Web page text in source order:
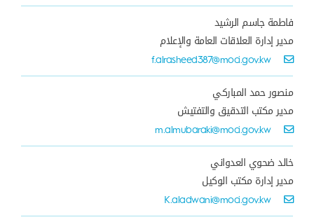
فاطمة جاسم الرشيد
مدير إدارة العلاقات العامة والإعلام
f.alrasheed387@moci.gov.kw
منصور حمد المباركي
مدير مكتب التدقيق والتفتيش
m.almubaraki@moci.gov.kw
خالد ضحوي العدواني
مدير إدارة مكتب الوكيل
K.aladwani@moci.gov.kw